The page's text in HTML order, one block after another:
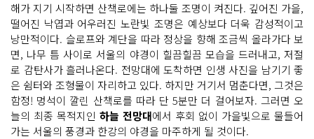
해가 지기 시작하면 산책로에는 하나둘 조명이 켜진다. 깊어진 가을,
떨어진 낙엽과 어우러진 노란빛 조명은 예상보다 더욱 감성적이고
낭만적이다. 슬로프와 계단을 따라 정상을 향해 조금씩 올라가다 보
면, 나무 틈 사이로 서울의 야경이 힐끔힐끔 모습을 드러내고, 저절
로 감탄사가 흘러나온다. 전망대에 도착하면 인생 사진을 남기기 좋
은 쉼터와 조형물이 자리하고 있다. 하지만 거기서 멈춘다면, 그것은
함정! 멍석이 깔린 산책로를 따라 단 5분만 더 걸어보자. 그러면 오
늘의 최종 목적지인 하늘 전망대에서 후회 없이 가을빛으로 물들어
가는 서울의 풍경과 한강의 야경을 마주하게 될 것이다.